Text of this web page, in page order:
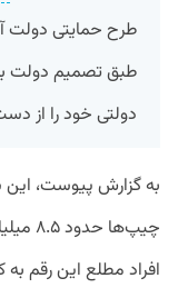
طرح حمایتی
دولتی خود را از
به گزارش پیوست،